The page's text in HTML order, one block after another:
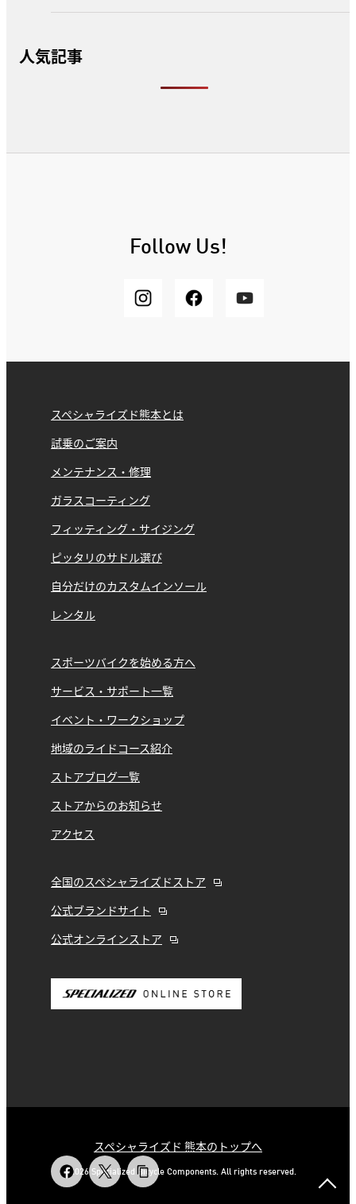
人気記事
Follow Us!
スペシャライズド熊本とは
試乗のご案内
メンテナンス・修理
ガラスコーティング
フィッティング・サイジング
ピッタリのサドル選び
自分だけのカスタムインソール
レンタル
スポーツバイクを始める方へ
サービス・サポート一覧
イベント・ワークショップ
地域のライドコース紹介
ストアブログ一覧
ストアからのお知らせ
アクセス
全国のスペシャライズドストア
公式ブランドサイト
公式オンラインストア
スペシャライズド 熊本のトップへ
© 2026 Specialized Bicycle Components. All rights reserved.